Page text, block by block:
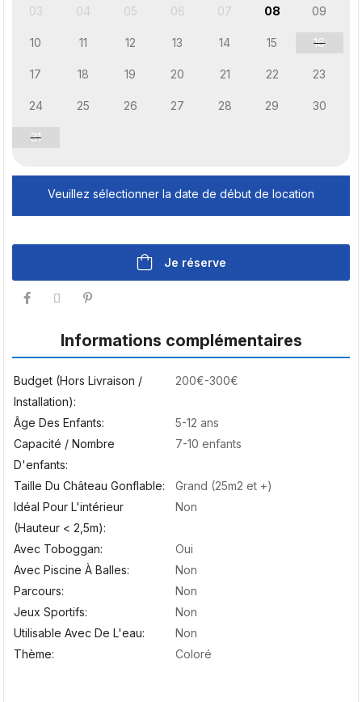
03 04 05 06 07 08 09
10 11 12 13 14 15 16
17 18 19 20 21 22 23
24 25 26 27 28 29 30
31
Veuillez sélectionner la date de début de location
Je réserve
Informations complémentaires
Budget (hors Livraison /
Installation)
200€-300€
Âge Des Enfants
5-12 ans
Capacité / Nombre
D'enfants
7-10 enfants
Taille Du Château Gonflable
Grand (25m2 et +)
Idéal Pour L'intérieur
(hauteur < 2,5m)
Non
Avec Toboggan
Oui
Avec Piscine À Balles
Non
Parcours
Non
Jeux Sportifs
Non
Utilisable Avec De L'eau
Non
Thème
Coloré